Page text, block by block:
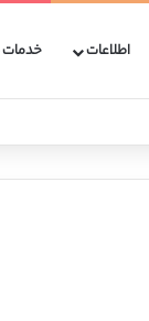
اطلاعات خدمات